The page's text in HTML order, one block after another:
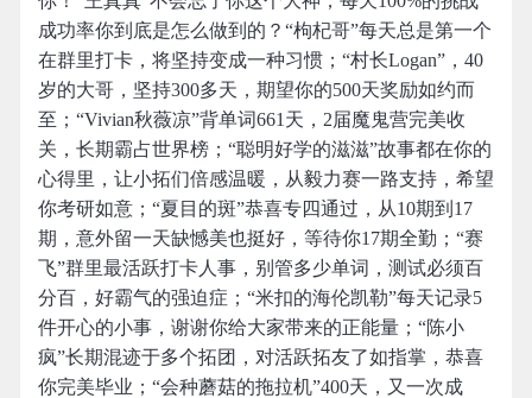
成功率你到底是怎么做到的？“枸杞哥”每天总是第一个
在群里打卡，将坚持变成一种习惯；“村长Logan”，40
岁的大哥，坚持300多天，期望你的500天奖励如约而
至；“Vivian秋薇凉”背单词661天，2届魔鬼营完美收
关，长期霸占世界榜；“聪明好学的滋滋”故事都在你的
心得里，让小拓们倍感温暖，从毅力赛一路支持，希望
你考研如意；“夏目的斑”恭喜专四通过，从10期到17
期，意外留一天缺憾美也挺好，等待你17期全勤；“赛
飞”群里最活跃打卡人事，别管多少单词，测试必须百
分百，好霸气的强迫症；“米扣的海伦凯勒”每天记录5
件开心的小事，谢谢你给大家带来的正能量；“陈小
疯”长期混迹于多个拓团，对活跃拓友了如指掌，恭喜
你完美毕业；“会种蘑菇的拖拉机”400天，又一次成